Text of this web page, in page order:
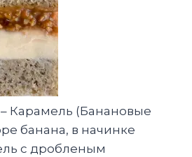
Карамель (Банановые
банана, в начинке
с дробленым